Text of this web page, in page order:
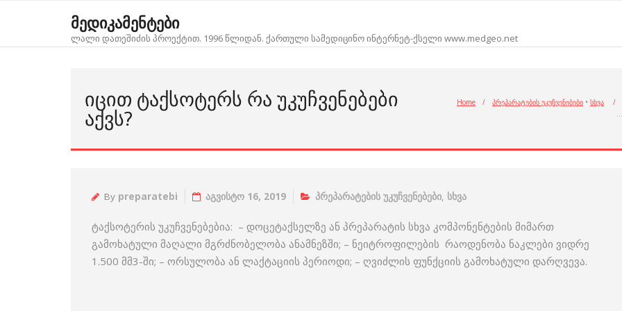
მედიკამენტები
ლალი დათეშიძის პროექტით. 1996 წლიდან. ქართული სამედიცინო ინტერნეტ-ქსელი www.medgeo.net
ᲘᲪᲘᲗ ᲢᲐᲥᲡᲝᲢᲔᲠᲡ ᲠᲐ ᲣᲙᲣᲩᲕᲔᲜᲔᲑᲔᲑᲘ
ᲐᲥᲕᲡ?
Home / პრეპარატების უკუჩვენებები • სხვა
/
…
By preparatebi აგვისტო 16, 2019 პრეპარატების უკუჩვენებები, სხვა
ტაქსოტერის უკუჩვენებებია: – დოცეტაქსელზე ან პრეპარატის სხვა კომპონენტების მიმართ
გამოხატული მაღალი მგრძნობელობა ანამნეზში; – ნეიტროფილების რაოდენობა ნაკლები ვიდრე
1.500 მმ3-ში; – ორსულობა ან ლაქტაციის პერიოდი; – ღვიძლის ფუნქციის გამოხატული დარღვევა.